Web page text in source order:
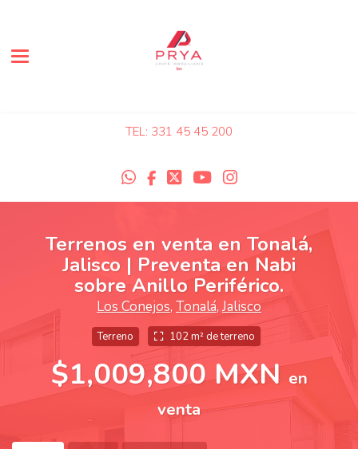
Toggle navigation
TEL: 331 45 45 200
Terrenos en venta en Tonalá,
Jalisco | Preventa en Nabi
sobre Anillo Periférico.
Los Conejos, Tonalá, Jalisco
Terreno 102 m² de terreno
$1,009,800 MXNen
venta